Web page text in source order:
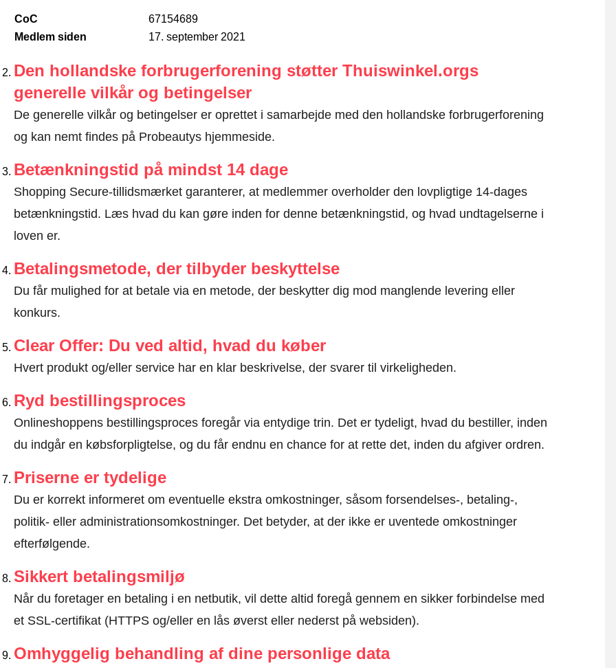
CoC
67154689
Medlem siden
17. september 2021
Den hollandske forbrugerforening støtter Thuiswinkel.orgs
generelle vilkår og betingelser
De generelle vilkår og betingelser er oprettet i samarbejde med den hollandske forbrugerforening
og kan nemt findes på Probeautys hjemmeside.
Betænkningstid på mindst 14 dage
Shopping Secure-tillidsmærket garanterer, at medlemmer overholder den lovpligtige 14-dages
betænkningstid. Læs hvad du kan gøre inden for denne betænkningstid, og hvad undtagelserne i
loven er.
Betalingsmetode, der tilbyder beskyttelse
Du får mulighed for at betale via en metode, der beskytter dig mod manglende levering eller
konkurs.
Clear Offer: Du ved altid, hvad du køber
Hvert produkt og/eller service har en klar beskrivelse, der svarer til virkeligheden.
Ryd bestillingsproces
Onlineshoppens bestillingsproces foregår via entydige trin. Det er tydeligt, hvad du bestiller, inden
du indgår en købsforpligtelse, og du får endnu en chance for at rette det, inden du afgiver ordren.
Priserne er tydelige
Du er korrekt informeret om eventuelle ekstra omkostninger, såsom forsendelses-, betaling-,
politik- eller administrationsomkostninger. Det betyder, at der ikke er uventede omkostninger
efterfølgende.
Sikkert betalingsmiljø
Når du foretager en betaling i en netbutik, vil dette altid foregå gennem en sikker forbindelse med
et SSL-certifikat (HTTPS og/eller en lås øverst eller nederst på websiden).
Omhyggelig behandling af dine personlige data